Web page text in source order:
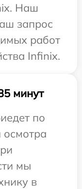
Наш
запрос
работ
Infinix.
минут
по
осмотра
мы
в